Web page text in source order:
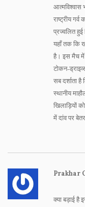
आत्मविश्वास
राष्ट्रीय
प्रज्वलित हुई
यहाँ तक कि
है। इस मैच में
सब दर्शाता है
स्थानीय
खिलाड़ियों
में दांव पर
Prakhar
क्या बड़ाई है